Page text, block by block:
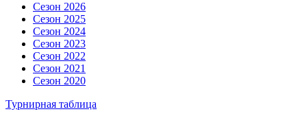
Сезон 2026
Сезон 2025
Сезон 2024
Сезон 2023
Сезон 2022
Сезон 2021
Сезон 2020
Турнирная таблица